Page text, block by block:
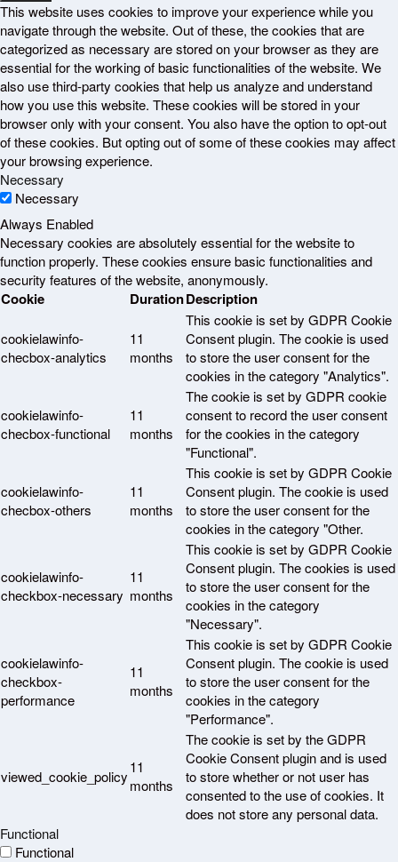
This website uses cookies to improve your experience while you
navigate through the website. Out of these, the cookies that are
categorized as necessary are stored on your browser as they are
essential for the working of basic functionalities of the website. We
also use third-party cookies that help us analyze and understand
how you use this website. These cookies will be stored in your
browser only with your consent. You also have the option to opt-out
of these cookies. But opting out of some of these cookies may affect
your browsing experience.
Necessary
Necessary
Always Enabled
Necessary cookies are absolutely essential for the website to
function properly. These cookies ensure basic functionalities and
security features of the website, anonymously.
Cookie DurationDescription
cookielawinfo-
checbox-analytics
11
months
This cookie is set by GDPR Cookie
Consent plugin. The cookie is used
to store the user consent for the
cookies in the category "Analytics".
cookielawinfo-
checbox-functional
11
months
The cookie is set by GDPR cookie
consent to record the user consent
for the cookies in the category
"Functional".
cookielawinfo-
checbox-others
11
months
This cookie is set by GDPR Cookie
Consent plugin. The cookie is used
to store the user consent for the
cookies in the category "Other.
cookielawinfo-
checkbox-necessary
11
months
This cookie is set by GDPR Cookie
Consent plugin. The cookies is used
to store the user consent for the
cookies in the category
"Necessary".
cookielawinfo-
checkbox-
performance
11
months
This cookie is set by GDPR Cookie
Consent plugin. The cookie is used
to store the user consent for the
cookies in the category
"Performance".
viewed_cookie_policy
11
months
The cookie is set by the GDPR
Cookie Consent plugin and is used
to store whether or not user has
consented to the use of cookies. It
does not store any personal data.
Functional
Functional